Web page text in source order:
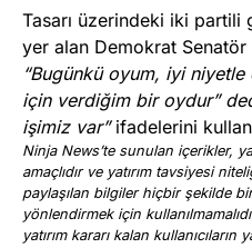
Tasarı üzerindeki iki
yer alan Demokrat
“Bugünkü oyum, iyi
için verdiğim bir oydur”
işimiz var”ifadelerini
Ninja News’te sunulan içerikler,
amaçlıdır ve yatırım tavsiyesi
paylaşılan bilgiler hiçbir şekilde
yönlendirmek için
yatırım kararı kalan kullanıcıların